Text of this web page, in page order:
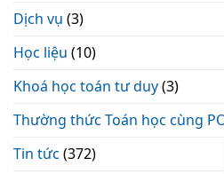
Dịch vụ (3)
Học liệu (10)
Khoá học toán tư duy(3)
Thường thức Toán học cùng
Tin tức (372)